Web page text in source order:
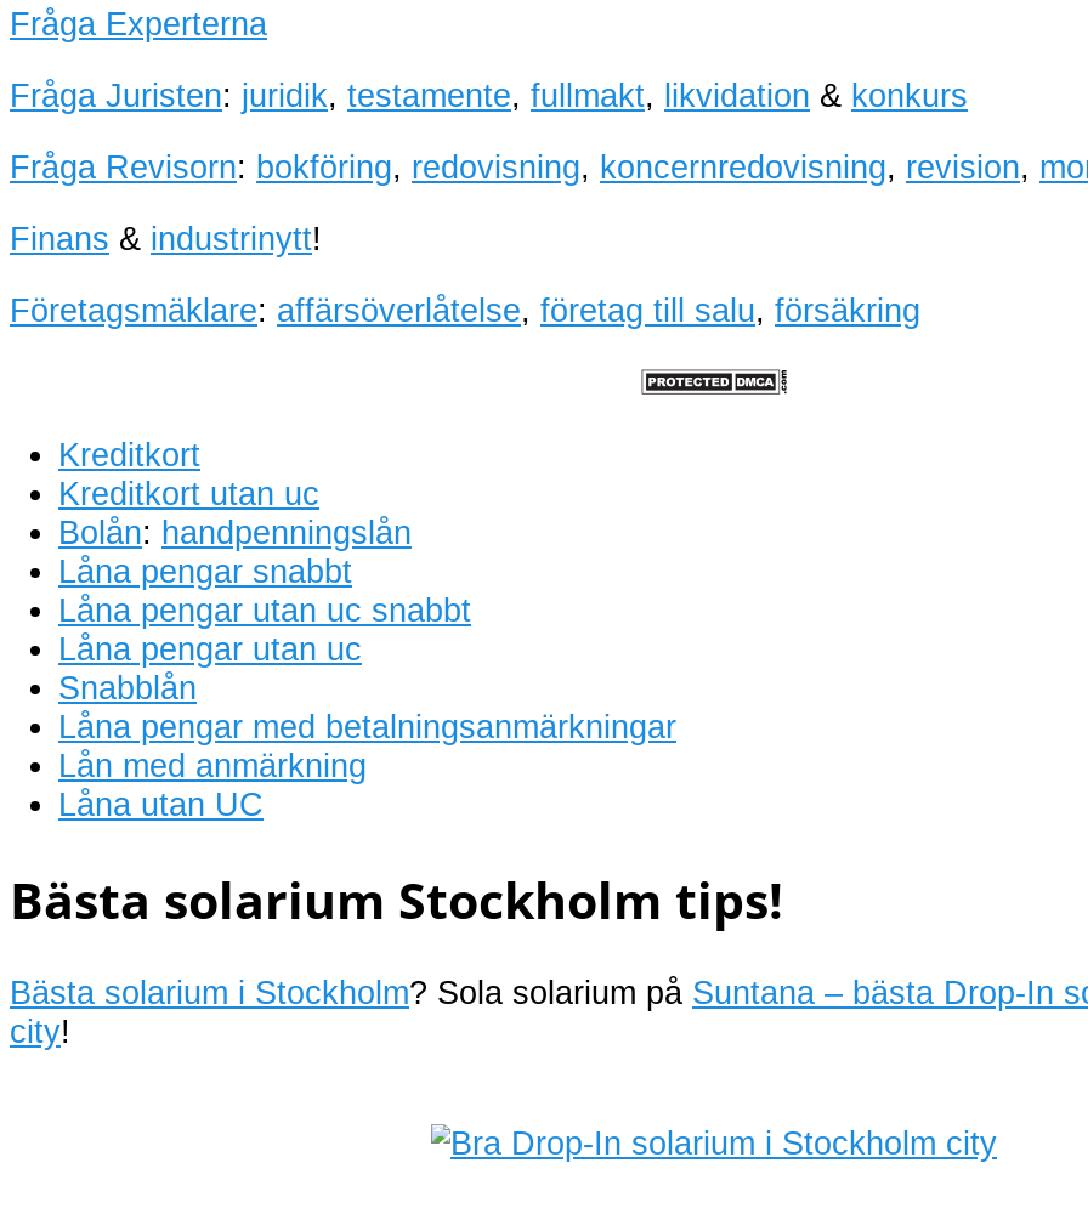
Fråga Experterna
Fråga Juristen: juridik, testamente, fullmakt, likvidation & konkurs
Fråga Revisorn: bokföring, redovisning, koncernredovisning, revision,
Finans & industrinytt!
Företagsmäklare: affärsöverlåtelse, företag till salu, försäkring
Kreditkort
Kreditkort utan uc
Bolån: handpenningslån
Låna pengar snabbt
Låna pengar utan uc snabbt
Låna pengar utan uc
Snabblån
Låna pengar med betalningsanmärkningar
Lån med anmärkning
Låna utan UC
Bästa solarium Stockholm tips!
Bästa solarium i Stockholm? Sola solarium på Suntana – bästa Drop-In
city!